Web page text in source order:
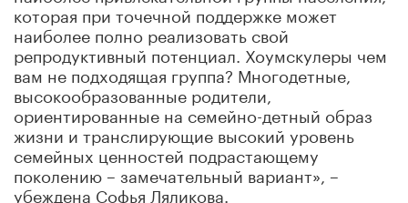
которая при точечной поддержке может
наиболее полно реализовать свой
репродуктивный потенциал. Хоумскулеры чем
вам не подходящая группа? Многодетные,
высокообразованные родители,
ориентированные на семейно-детный образ
жизни и транслирующие высокий уровень
семейных ценностей подрастающему
поколению – замечательный вариант», –
убеждена Софья Ляликова.